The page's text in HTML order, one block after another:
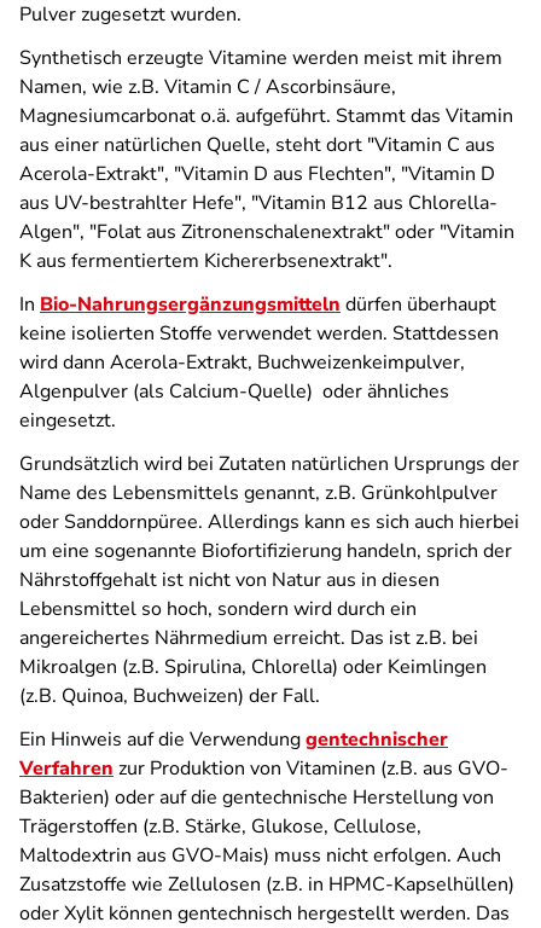
Pulver zugesetzt wurden.
Synthetisch erzeugte Vitamine werden meist mit ihrem
Namen, wie z.B. Vitamin C / Ascorbinsäure,
Magnesiumcarbonat o.ä. aufgeführt. Stammt das Vitamin
aus einer natürlichen Quelle, steht dort "Vitamin C aus
Acerola-Extrakt", "Vitamin D aus Flechten", "Vitamin D
aus UV-bestrahlter Hefe", "Vitamin B12 aus Chlorella-
Algen", "Folat aus Zitronenschalenextrakt" oder "Vitamin
K aus fermentiertem Kichererbsenextrakt".
In Bio-Nahrungsergänzungsmitteln dürfen überhaupt
keine isolierten Stoffe verwendet werden. Stattdessen
wird dann Acerola-Extrakt, Buchweizenkeimpulver,
Algenpulver (als Calcium-Quelle) oder ähnliches
eingesetzt.
Grundsätzlich wird bei Zutaten natürlichen Ursprungs der
Name des Lebensmittels genannt, z.B. Grünkohlpulver
oder Sanddornpüree. Allerdings kann es sich auch hierbei
um eine sogenannte Biofortifizierung handeln, sprich der
Nährstoffgehalt ist nicht von Natur aus in diesen
Lebensmittel so hoch, sondern wird durch ein
angereichertes Nährmedium erreicht. Das ist z.B. bei
Mikroalgen (z.B. Spirulina, Chlorella) oder Keimlingen
(z.B. Quinoa, Buchweizen) der Fall.
Ein Hinweis auf die Verwendunggentechnischer
Verfahren zur Produktion von Vitaminen (z.B. aus GVO-
Bakterien) oder auf die gentechnische Herstellung von
Trägerstoffen (z.B. Stärke, Glukose, Cellulose,
Maltodextrin aus GVO-Mais) muss nicht erfolgen. Auch
Zusatzstoffe wie Zellulosen (z.B. in HPMC-Kapselhüllen)
oder Xylit können gentechnisch hergestellt werden. Das